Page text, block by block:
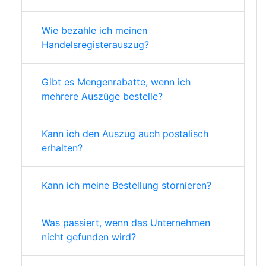
Wie bezahle ich meinen
Handelsregisterauszug?
Gibt es Mengenrabatte, wenn ich
mehrere Auszüge bestelle?
Kann ich den Auszug auch postalisch
erhalten?
Kann ich meine Bestellung stornieren?
Was passiert, wenn das Unternehmen
nicht gefunden wird?